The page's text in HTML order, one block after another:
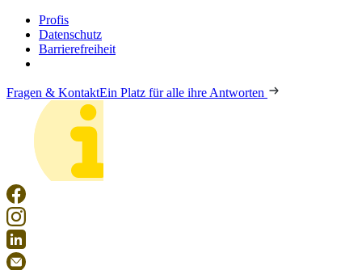
Profis
Datenschutz
Barrierefreiheit
Fragen & KontaktEin Platz für alle ihre Antworten